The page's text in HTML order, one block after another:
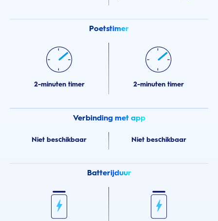
Poetstimer
2-minuten timer 2-minuten timer
Verbinding met app
Niet beschikbaar Niet beschikbaar
Batterijduur